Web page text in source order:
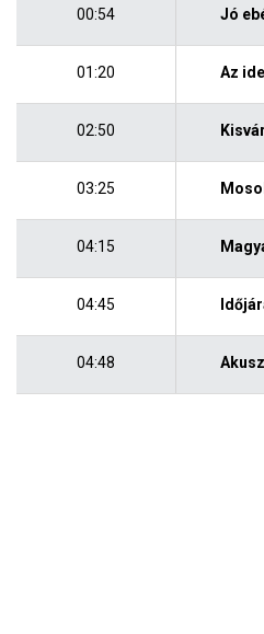
00:54 Jó
01:20 Az
02:50
03:25
04:15
04:45
04:48